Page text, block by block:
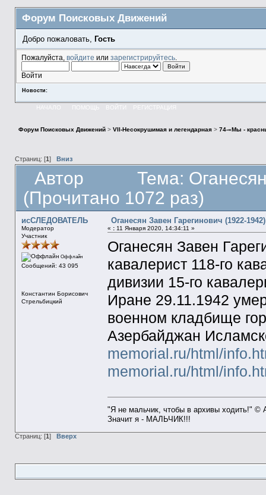
Форум Поисковых Движений
Добро пожаловать, Гость
Пожалуйста, войдите или зарегистрируйтесь.
Войти
Новости:
НАЧАЛО ПОМОЩЬ ВОЙТИ РЕГИСТРАЦИЯ
Форум Поисковых Движений> VII-Несокрушимая и легендарная> 74-«Мы -
Страниц: [1 ] Вниз
Автор
Тема:
(Прочитано 1072 раз)
исСЛЕДОВАТЕЛЬ
Модератор
Участник
Оффлайн
Сообщений: 43 095
Константин Борисович
Стрельбицкий
Оганесян Завен Гарегинович (1922-1942)
« :11 Января 2020, 14:34:11 »
Оганесян Завен
кавалерист 118-го
дивизии 15-го
Иране 29.11.1942
военном кладбище
Азербайджан
memorial.ru/html/
memorial.ru/html/
"Я не мальчик, чтобы в архивы ходить!" ©
Значит я - МАЛЬЧИК!!!
Страниц: [1 ] Вверх